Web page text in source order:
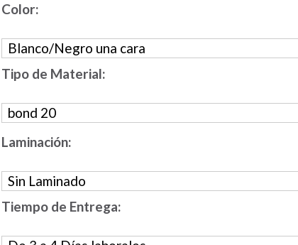
Color:
Tipo de Material:
Laminación:
Tiempo de Entrega: